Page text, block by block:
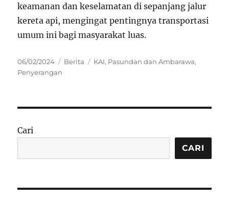
keamanan dan keselamatan di sepanjang jalur
kereta api, mengingat pentingnya transportasi
umum ini bagi masyarakat luas.
Posted
on
06/02/2024 Categories
Berita Tags
KAI, Pasundan dan Ambarawa,
Penyerangan
Cari
CARI